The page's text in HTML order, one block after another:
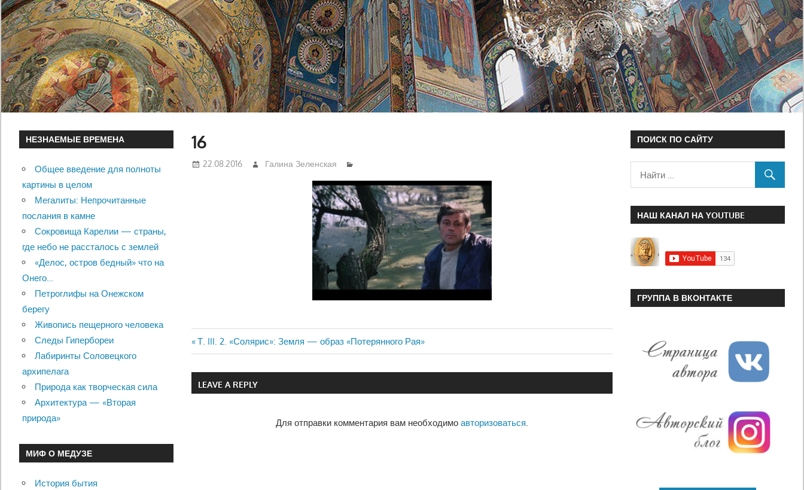
16
22.08.2016 Галина Зеленская
Навигация
по
Previous
Post:
Т. III. 2. «Солярис»: Земля — образ «Потерянного Рая»
LEAVE A REPLY
Для отправки комментария вам необходимо авторизоваться.
НЕЗНАЕМЫЕ ВРЕМЕНА
Общее введение для полноты
картины в целом
Мегалиты: Непрочитанные
послания в камне
Сокровища Карелии — страны,
где небо не рассталось с землей
«Делос, остров бедный» что на
Онего…
Петроглифы на Онежском
берегу
Живопись пещерного человека
Следы Гипербореи
Лабиринты Соловецкого
архипелага
Природа как творческая сила
Архитектура — «Вторая
природа»
МИФ О МЕДУЗЕ
История бытия
ПОИСК ПО САЙТУ
НАШ КАНАЛ НА YOUTUBE
ГРУППА В ВКОНТАКТЕ